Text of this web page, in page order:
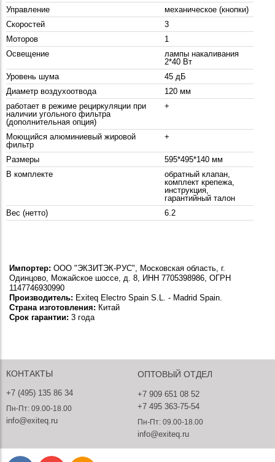
Управление
механическое (кнопки)
Скоростей
3
Моторов
1
Освещение
лампы накаливания
2*40 Вт
Уровень шума
45 дБ
Диаметр воздухоотвода
120 мм
работает в режиме рециркуляции при
наличии угольного фильтра
(дополнительная опция)
+
Моющийся алюминиевый жировой
фильтр
+
Размеры
595*495*140 мм
В комплекте
обратный клапан,
комплект крепежа,
инструкция,
гарантийный талон
Вес (нетто)
6.2
Импортер: ООО "ЭКЗИТЭК-РУС", Московская область, г.
Одинцово, Можайское шоссе, д. 8, ИНН 7705398986, ОГРН
1147746930990
Производитель: Exiteq Electro Spain S.L. - Madrid Spain.
Страна изготовления: Китай
Срок гарантии: 3 года
КОНТАКТЫ
+7 (495) 135 86 34
Пн-Пт: 09.00-18.00
info@exiteq.ru
ОПТОВЫЙ ОТДЕЛ
+7 909 651 08 52
+7 495 363-75-54
Пн-Пт: 09.00-18.00
info@exiteq.ru